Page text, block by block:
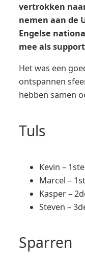
vertrokken
nemen aan de
Engelse
mee als
Het was een
ontspannen
hebben samen
Tuls
Kevin – 1ste
Marcel –
Kasper –
Steven –
Sparren